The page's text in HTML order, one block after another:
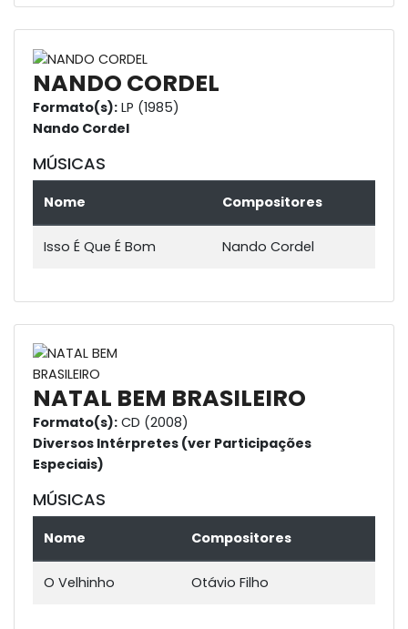
NANDO CORDEL
Formato(s): LP (1985)
Nando Cordel
MÚSICAS
Nome Compositores
Isso É Que É Bom Nando Cordel
NATAL BEM BRASILEIRO
Formato(s): CD (2008)
Diversos Intérpretes (ver Participações
Especiais)
MÚSICAS
Nome Compositores
O Velhinho Otávio Filho